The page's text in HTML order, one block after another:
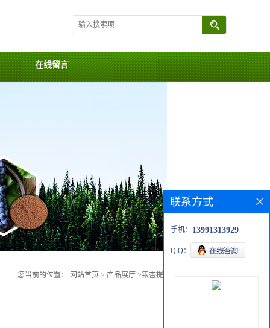
在线留言
您当前的位置： 网站首页 > 产品展厅 >银杏提取物(GBE)价格
联系方式
手机： 13991313929
Q Q：